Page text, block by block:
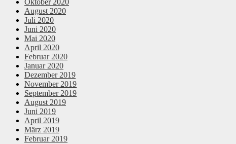
August 2020
Juli 2020
Juni 2020
Mai 2020
April 2020
Februar 2020
Januar 2020
Dezember 2019
November 2019
September 2019
August 2019
Juni 2019
April 2019
März 2019
Februar 2019